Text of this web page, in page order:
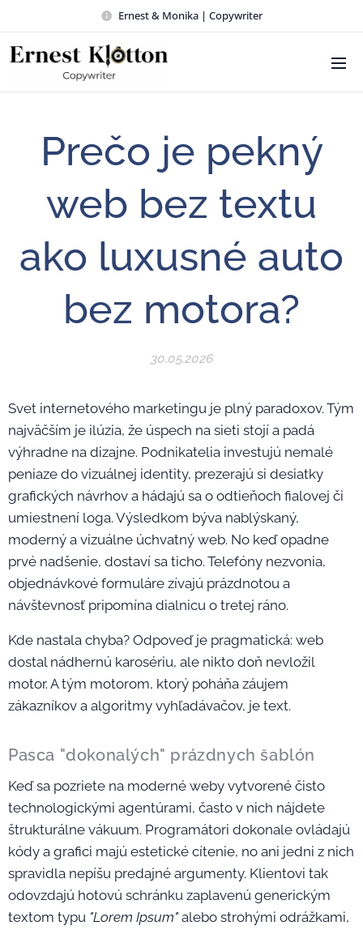
Ernest & Monika | Copywriter
Prečo je pekný
web bez textu
ako luxusné auto
bez motora?
30.05.2026
Svet internetového marketingu je plný paradoxov. Tým
najväčším je ilúzia, že úspech na sieti stojí a padá
výhradne na dizajne. Podnikatelia investujú nemalé
peniaze do vizuálnej identity, prezerajú si desiatky
grafických návrhov a hádajú sa o odtieňoch fialovej či
umiestnení loga. Výsledkom býva nablýskaný,
moderný a vizuálne úchvatný web. No keď opadne
prvé nadšenie, dostaví sa ticho. Telefóny nezvonia,
objednávkové formuláre zívajú prázdnotou a
návštevnosť pripomína dialnicu o tretej ráno.
Kde nastala chyba? Odpoveď je pragmatická: web
dostal nádhernú karosériu, ale nikto doň nevložil
motor. A tým motorom, ktorý poháňa záujem
zákazníkov a algoritmy vyhľadávačov, je text.
Pasca "dokonalých" prázdnych šablón
Keď sa pozriete na moderné weby vytvorené čisto
technologickými agentúrami, často v nich nájdete
štrukturálne vákuum. Programátori dokonale ovládajú
kódy a grafici majú estetické cítenie, no ani jedni z nich
spravidla nepíšu predajné argumenty. Klientovi tak
odovzdajú hotovú schránku zaplavenú generickým
textom typu "Lorem Ipsum" alebo strohými odrážkami,